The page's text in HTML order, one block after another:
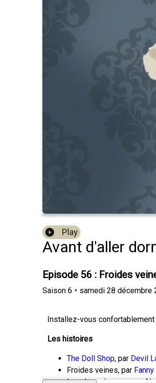
Play
Avant d'aller
Episode 56 : Froides
Saison 6 • samedi 28 décembre
Installez-vous
Les histoires
The Doll Shop, par Devil
Froides veines, par